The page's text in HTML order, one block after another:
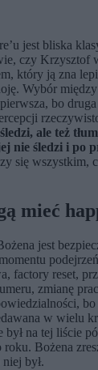
jest bliska
czy Krzysztof
który ją zna
Wybór
bo druga
ale też
nie śledzi i po
się wszystkim,
mieć
jest
factory reset,
zmianę
w wielu
na tej liście
roku. Bożena
był.